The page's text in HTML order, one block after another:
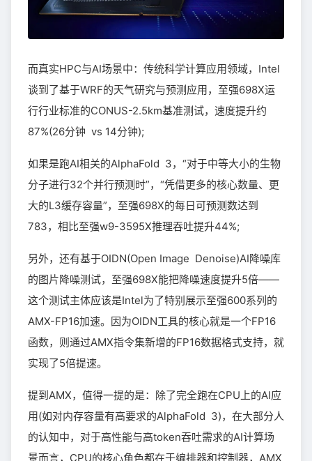
而真实HPC与AI场景中：传统科学计算应用领域，Intel
谈到了基于WRF的天气研究与预测应用，至强698X运
行行业标准的CONUS-2.5km基准测试，速度提升约
87%(26分钟 vs 14分钟);
如果是跑AI相关的AlphaFold 3，“对于中等大小的生物
分子进行32个并行预测时”，“凭借更多的核心数量、更
大的L3缓存容量”，至强698X的每日可预测数达到
783，相比至强w9-3595X推理吞吐提升44%;
另外，还有基于OIDN(Open Image Denoise)AI降噪库
的图片降噪测试，至强698X能把降噪速度提升5倍——
这个测试主体应该是Intel为了特别展示至强600系列的
AMX-FP16加速。因为OIDN工具的核心就是一个FP16
函数，则通过AMX指令集新增的FP16数据格式支持，就
实现了5倍提速。
提到AMX，值得一提的是：除了完全跑在CPU上的AI应
用(如对内存容量有高要求的AlphaFold 3)，在大部分人
的认知中，对于高性能与高token吞吐需求的AI计算场
景而言，CPU的核心角色都在于编排器和控制器，AMX